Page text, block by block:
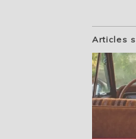
Articles